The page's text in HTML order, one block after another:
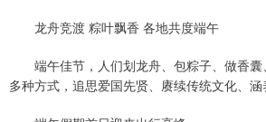
龙舟竞渡 粽叶飘香 各地共度端午
端午佳节，人们划龙舟、包粽子、做香
多种方式，追思爱国先贤、赓续传统文化、涵